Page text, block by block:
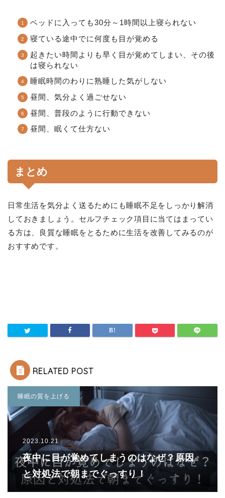
ベッドに入っても30分～1時間以上寝られない
寝ている途中でに何度も目が覚める
起きたい時間よりも早く目が覚めてしまい、その後
は寝られない
睡眠時間のわりに熟睡した気がしない
昼間、気分よく過ごせない
昼間、普段のように行動できない
昼間、眠くて仕方ない
まとめ
日常生活を気分よく送るためにも睡眠不足をしっかり解消
しておきましょう。セルフチェック項目に当てはまってい
る方は、良質な睡眠をとるために生活を改善してみるのが
おすすめです。
RELATED POST
睡眠の質を上げる
2023.10.21
夜中に目が覚めてしまうのはなぜ？原因
と対処法で朝までぐっすり！